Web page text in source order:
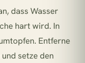
dass Wasser
hart wird. In
Entferne
setze den